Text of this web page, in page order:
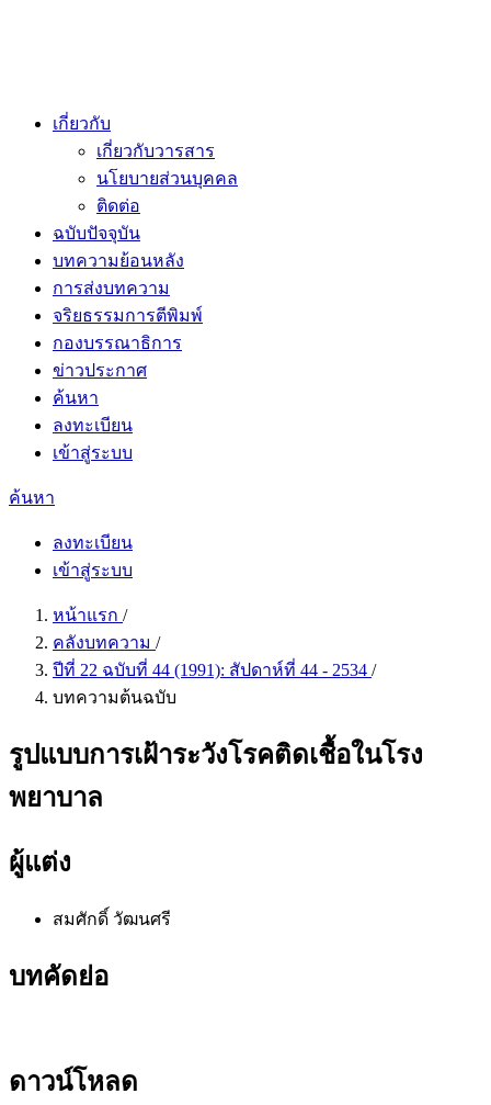
เกี่ยวกับ
เกี่ยวกับวารสาร
นโยบายส่วนบุคคล
ติดต่อ
ฉบับปัจจุบัน
บทความย้อนหลัง
การส่งบทความ
จริยธรรมการตีพิมพ์
กองบรรณาธิการ
ข่าวประกาศ
ค้นหา
ลงทะเบียน
เข้าสู่ระบบ
ค้นหา
ลงทะเบียน
เข้าสู่ระบบ
หน้าแรก /
คลังบทความ /
ปีที่ 22 ฉบับที่ 44 (1991): สัปดาห์ที่ 44 - 2534 /
บทความต้นฉบับ
รูปแบบการเฝ้าระวังโรคติดเชื้อในโรง
พยาบาล
ผู้แต่ง
สมศักดิ์ วัฒนศรี
บทคัดย่อ
ดาวน์โหลด